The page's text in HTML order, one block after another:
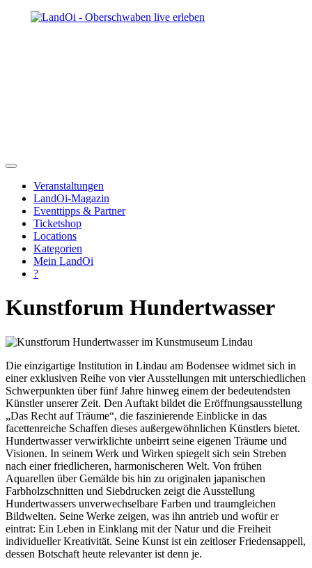
Veranstaltungen
LandOi-Magazin
Eventtipps & Partner
Ticketshop
Locations
Kategorien
Mein LandOi
?
Kunstforum Hundertwasser
Die einzigartige Institution in Lindau am Bodensee widmet sich in
einer exklusiven Reihe von vier Ausstellungen mit unterschiedlichen
Schwerpunkten über fünf Jahre hinweg einem der bedeutendsten
Künstler unserer Zeit. Den Auftakt bildet die Eröffnungsausstellung
„Das Recht auf Träume“, die faszinierende Einblicke in das
facettenreiche Schaffen dieses außergewöhnlichen Künstlers bietet.
Hundertwasser verwirklichte unbeirrt seine eigenen Träume und
Visionen. In seinem Werk und Wirken spiegelt sich sein Streben
nach einer friedlicheren, harmonischeren Welt. Von frühen
Aquarellen über Gemälde bis hin zu originalen japanischen
Farbholzschnitten und Siebdrucken zeigt die Ausstellung
Hundertwassers unverwechselbare Farben und traumgleichen
Bildwelten. Seine Werke zeigen, was ihn antrieb und wofür er
eintrat: Ein Leben in Einklang mit der Natur und die Freiheit
individueller Kreativität. Seine Kunst ist ein zeitloser Friedensappell,
dessen Botschaft heute relevanter ist denn je.